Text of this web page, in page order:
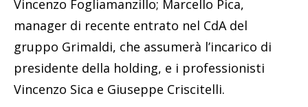
Vincenzo Fogliamanzillo; Marcello Pica,
manager di recente entrato nel CdA del
gruppo Grimaldi, che assumerà l’incarico di
presidente della holding, e i professionisti
Vincenzo Sica e Giuseppe Criscitelli.